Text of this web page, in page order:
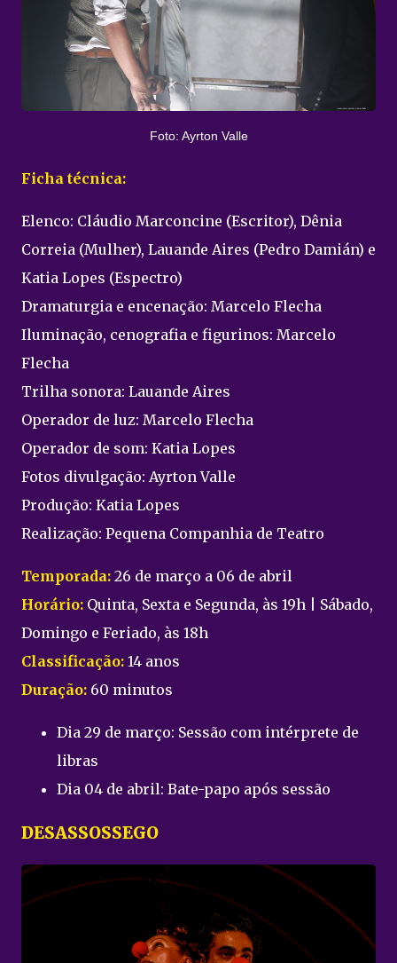
Foto: Ayrton Valle
Ficha técnica:
Elenco: Cláudio Marconcine (Escritor), Dênia
Correia (Mulher), Lauande Aires (Pedro Damián) e
Katia Lopes (Espectro)
Dramaturgia e encenação: Marcelo Flecha
Iluminação, cenografia e figurinos: Marcelo
Flecha
Trilha sonora: Lauande Aires
Operador de luz: Marcelo Flecha
Operador de som: Katia Lopes
Fotos divulgação: Ayrton Valle
Produção: Katia Lopes
Realização: Pequena Companhia de Teatro
Temporada: 26 de março a 06 de abril
Horário: Quinta, Sexta e Segunda, às 19h | Sábado,
Domingo e Feriado, às 18h
Classificação: 14 anos
Duração: 60 minutos
Dia 29 de março: Sessão com intérprete de
libras
Dia 04 de abril: Bate-papo após sessão
DESASSOSSEGO